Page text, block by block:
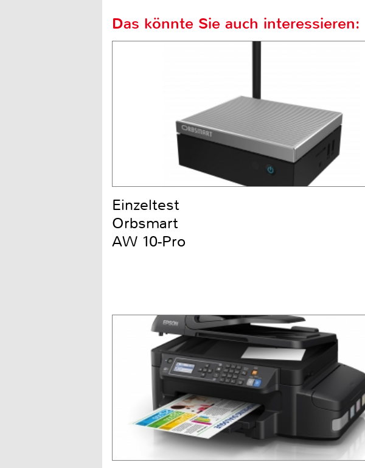
Das könnte Sie auch interessieren:
Einzeltest
Orbsmart
AW 10-Pro